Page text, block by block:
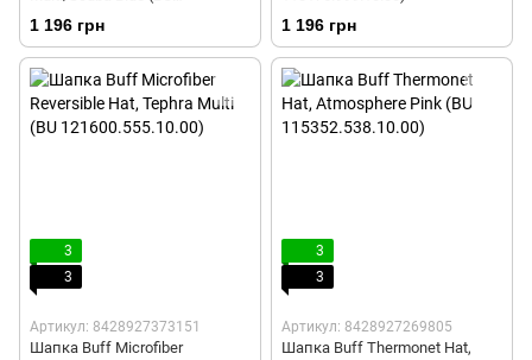
118178.555.10.00)
1 196 грн 1 196 грн
3
3
Артикул: 8428927373151
Шапка Buff Microfiber
3
3
Артикул: 8428927269805
Шапка Buff Thermonet Hat,